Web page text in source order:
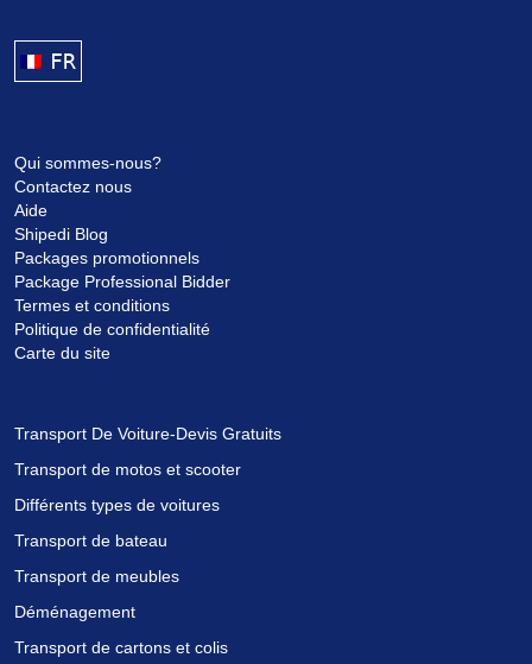
FRANÇAIS
Qui sommes-nous?
Contactez nous
Aide
Shipedi Blog
Packages promotionnels
Package Professional Bidder
Termes et conditions
Politique de confidentialité
Carte du site
Transport De Voiture-Devis Gratuits
Transport de motos et scooter
Différents types de voitures
Transport de bateau
Transport de meubles
Déménagement
Transport de cartons et colis